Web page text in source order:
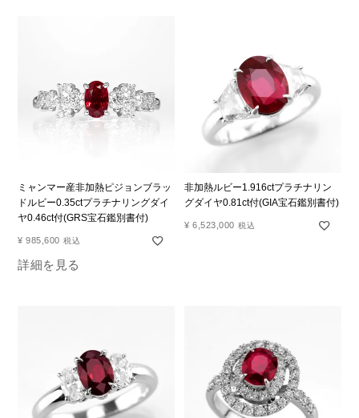
ミャンマー産非加熱ピジョンブラッ
ドルビー0.35ctプラチナリングダイ
ヤ0.46ct付(GRS宝石鑑別書付)
¥ 985,600 税込
詳細を見る
非加熱ルビー1.916ctプラチナリン
グダイヤ0.81ct付(GIA宝石鑑別書付)
¥ 6,523,000 税込